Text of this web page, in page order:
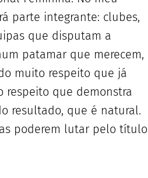
parte integrante: clubes,
que disputam a
patamar que merecem,
muito respeito que já
respeito que demonstra
resultado, que é natural.
poderem lutar pelo título